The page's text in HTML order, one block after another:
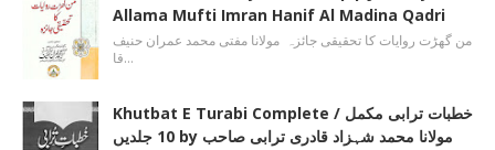
Allama Mufti Imran Hanif Al Madina Qadri
من گھڑت روایات کا تحقیقی جائزہ مولانا مفتی محمد عمران حنیف
قا…
Khutbat E Turabi Complete / خطبات ترابی مکمل
10 جلدیں by مولانا محمد شہزاد قادری ترابی صاحب